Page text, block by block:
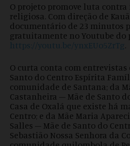
O projeto promove luta
religiosa. Com direção de
documentário de 23 minutos
gratuitamente no Youtube do
https://youtu.be/ynxEUo5ZrTg.
O curta conta com entrevistas
Santo do Centro Espírita
comunidade de Santana; da
Castanheira – Mãe de Santo
Casa de Oxalá que existe há
Centro; e da Mãe Maria
Salles – Mãe de Santo do
Sebastião Nossa Senhora da